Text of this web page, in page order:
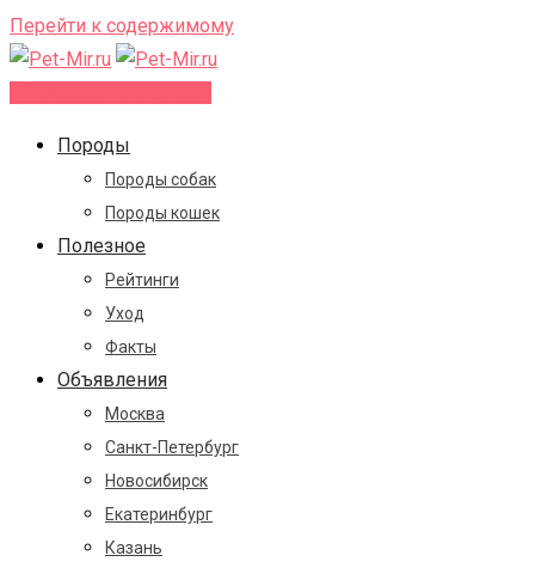
Перейти к содержимому
Породы
Породы собак
Породы кошек
Полезное
Рейтинги
Уход
Факты
Объявления
Москва
Санкт-Петербург
Новосибирск
Екатеринбург
Казань